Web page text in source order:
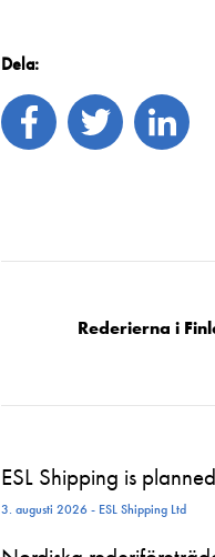
Dela:
Rederierna i
ESL Shipping is
3. augusti 2026 - ESL Shipping Ltd